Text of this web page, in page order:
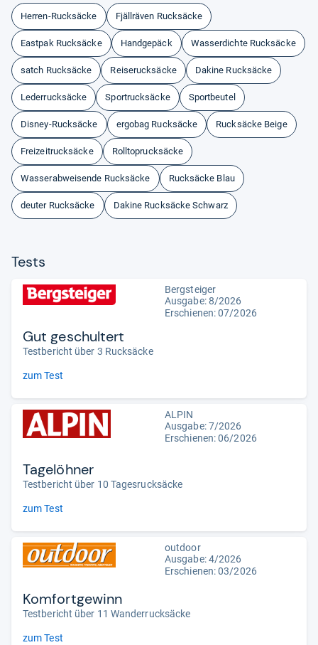
Herren-Rucksäcke Fjällräven Rucksäcke
Eastpak Rucksäcke Handgepäck Wasserdichte Rucksäcke
satch Rucksäcke Reiserucksäcke Dakine Rucksäcke
Lederrucksäcke Sportrucksäcke Sportbeutel
Disney-Rucksäcke ergobag Rucksäcke Rucksäcke Beige
Freizeitrucksäcke Rolltoprucksäcke
Wasserabweisende Rucksäcke Rucksäcke Blau
deuter Rucksäcke Dakine Rucksäcke Schwarz
Tests
Bergsteiger
Ausgabe: 8/2026
Erschienen:07/2026
Gut geschultert
Testbericht über 3 Rucksäcke
zum Test
ALPIN
Ausgabe: 7/2026
Erschienen:06/2026
Tagelöhner
Testbericht über 10 Tagesrucksäcke
zum Test
outdoor
Ausgabe: 4/2026
Erschienen:03/2026
Komfortgewinn
Testbericht über 11 Wanderrucksäcke
zum Test